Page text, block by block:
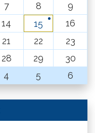
7 8
9
14 15
16
21 22
23
28 29
30
4 5 6